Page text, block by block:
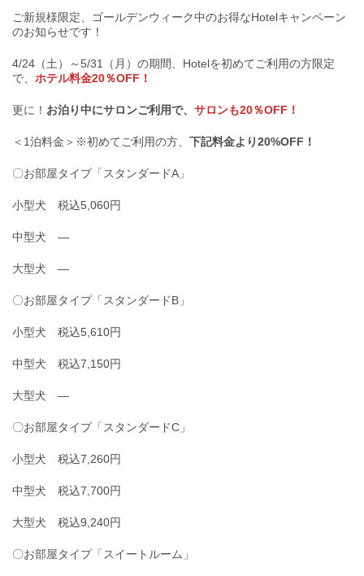
ご新規様限定、ゴールデンウィーク中のお得なHotelキャンペーン
のお知らせです！
4/24（土）～5/31（月）の期間、Hotelを初めてご利用の方限定
で、 ホテル料金20％OFF！
更に！ お泊り中にサロンご利用で、 サロンも20％OFF！
＜1泊料金＞※初めてご利用の方、 下記料金より20%OFF！
〇お部屋タイプ「スタンダードA」
小型犬 税込5,060円
中型犬 ―
大型犬 ―
〇お部屋タイプ「スタンダードB」
小型犬 税込5,610円
中型犬 税込7,150円
大型犬 ―
〇お部屋タイプ「スタンダードC」
小型犬 税込7,260円
中型犬 税込7,700円
大型犬 税込9,240円
〇お部屋タイプ「スイートルーム」